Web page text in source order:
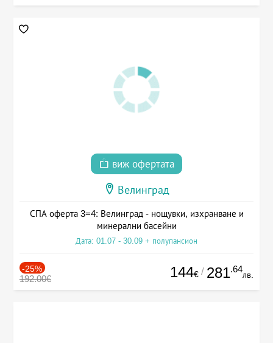
виж офертата
Велинград
СПА оферта 3=4: Велинград - нощувки, изхранване и
минерални басейни
Дата: 01.07 - 30.09 + полупансион
-25%
192.00€ 144€ / 281.64
лв.